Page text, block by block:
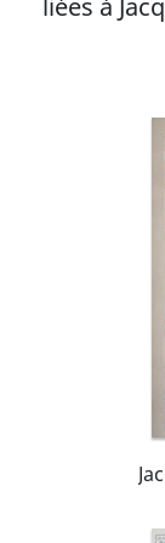
André-
albums. À
Comix).
Lefrancq,
liées à